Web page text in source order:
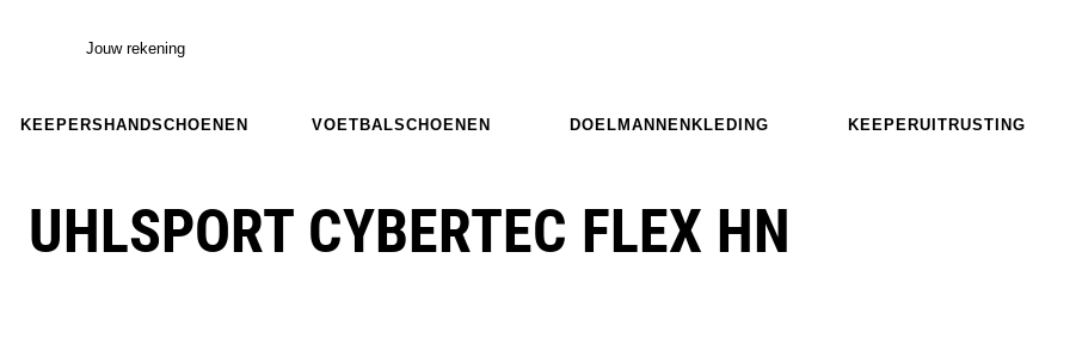
Jouw rekening
KEEPERSHANDSCHOENEN VOETBALSCHOENEN DOELMANNENKLEDING KEEPERUITRUSTING
UHLSPORT CYBERTEC FLEX HN